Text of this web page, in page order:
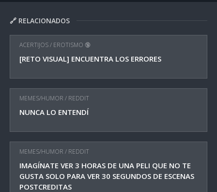
🔗 RELACIONADOS
ACERTIJOS/ EROTISMO 🔞
[RETO VISUAL] ENCUENTRA LOS ERRORES
MEMES/HUMOR / REDDIT
NUNCA LO ENTENDÍ
MEMES/HUMOR / REDDIT
IMAGÍNATE VER 3 HORAS DE UNA PELI QUE NO TE
GUSTA SOLO PARA VER 30 SEGUNDOS DE ESCENAS
POSTCREDITAS